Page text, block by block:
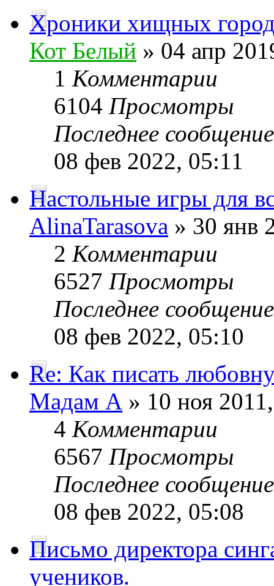
Хроники хищных
Кот Белый » 04 апр
1 Комментарии
6104 Просмотры
Последнее
08 фев 2022, 05:11
Настольные игры для
AlinaTarasova » 30 янв
2 Комментарии
6527 Просмотры
Последнее
08 фев 2022, 05:10
Re: Как писать
Мадам А » 10 ноя
4 Комментарии
6567 Просмотры
Последнее
08 фев 2022, 05:08
Письмо директора
учеников.